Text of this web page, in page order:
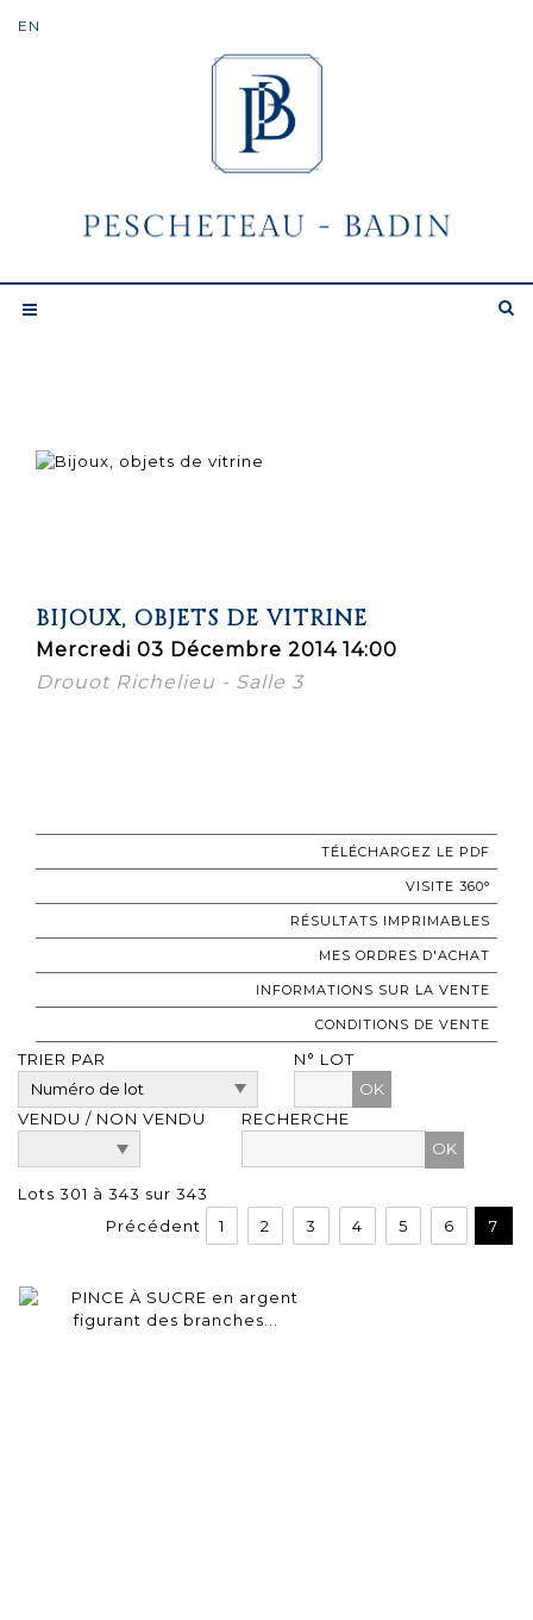
BIJOUX, OBJETS DE VITRINE
Mercredi 03 Décembre 2014 14:00
Drouot Richelieu - Salle 3
TÉLÉCHARGEZ LE PDF
VISITE 360°
RÉSULTATS IMPRIMABLES
MES ORDRES D'ACHAT
INFORMATIONS SUR LA VENTE
CONDITIONS DE VENTE
TRIER PAR
N° LOT
OK
VENDU / NON VENDU
RECHERCHE
Lots 301 à 343 sur 343
Précédent
1 2 3 4 5 6 7